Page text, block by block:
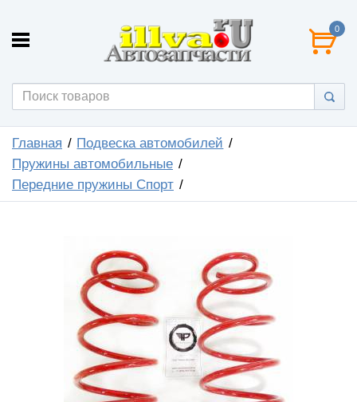
0
Главная
Подвеска автомобилей
Пружины автомобильные
Передние пружины Спорт